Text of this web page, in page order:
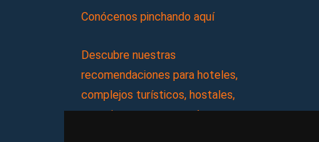
Conócenos pinchando aquí
Descubre nuestras
recomendaciones para hoteles,
complejos turísticos, hostales,
vacaciones, paquetes de